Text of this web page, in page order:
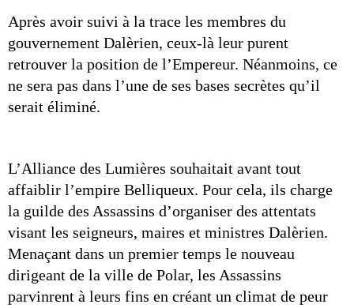
Après avoir suivi à la trace les membres du
gouvernement Dalèrien, ceux-là leur purent
retrouver la position de l’Empereur. Néanmoins, ce
ne sera pas dans l’une de ses bases secrètes qu’il
serait éliminé.
L’Alliance des Lumières souhaitait avant tout
affaiblir l’empire Belliqueux. Pour cela, ils charge
la guilde des Assassins d’organiser des attentats
visant les seigneurs, maires et ministres Dalèrien.
Menaçant dans un premier temps le nouveau
dirigeant de la ville de Polar, les Assassins
parvinrent à leurs fins en créant un climat de peur